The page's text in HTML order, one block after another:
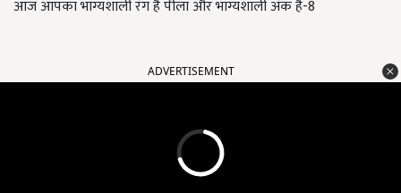
आज आपका भाग्यशाली रंग है पीला और भाग्यशाली अंक है-8
ADVERTISEMENT